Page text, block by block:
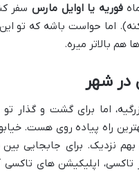
فوریه یا اوایل مارس سفر
اما حواست باشه که تو
هم بالاتر میره.
شهر
اما برای گشت و گذار
راه پیاده روی هست.
بهم نزدیک. برای جابجایی
اپلیکیشن های تاکسی